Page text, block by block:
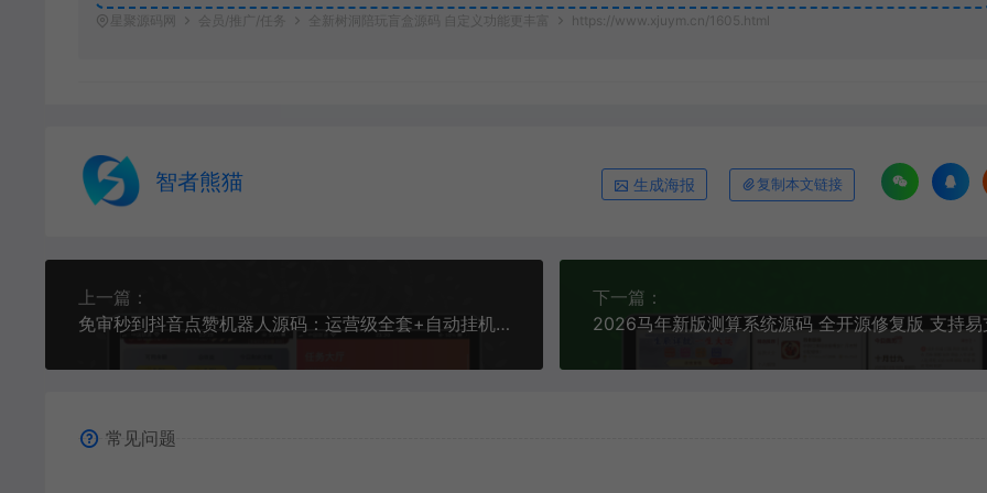
星聚源码网 会员/推广/任务 全新树洞陪玩盲盒源码 自定义功能更丰富 https://www.xjuym.cn/1605.html
智者熊猫 生成海报 复制本文链接
上一篇：
免审秒到抖音点赞机器人源码：运营级全套+自动挂机+抽奖插件一步到位
下一篇：
常见问题